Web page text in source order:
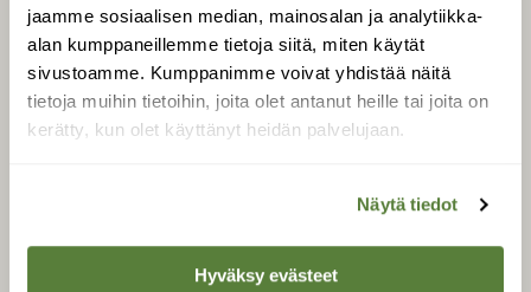
jaamme sosiaalisen median, mainosalan ja analytiikka-
alan kumppaneillemme tietoja siitä, miten käytät
sivustoamme. Kumppanimme voivat yhdistää näitä
tietoja muihin tietoihin, joita olet antanut heille tai joita on
kerätty, kun olet käyttänyt heidän palvelujaan.
Näytä tiedot
Hyväksy evästeet
SUOMEN LUONNON­
SUOJELU­LIITTO
Suomen Luonto -lehden
luonnonsuojelu­liitto.